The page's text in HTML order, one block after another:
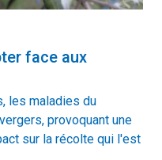
face aux
les maladies du
provoquant une
sur la récolte qui l'est